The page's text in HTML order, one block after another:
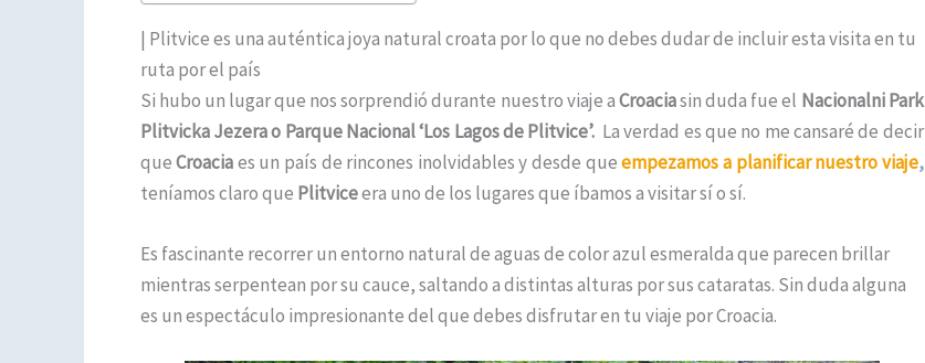
| Plitvice es una auténtica joya natural croata por lo que no debes dudar de incluir esta visita en tu
ruta por el país
Si hubo un lugar que nos sorprendió durante nuestro viaje aCroaciasin duda fue el Nacionalni Park
Plitvicka Jezera o Parque Nacional ‘Los Lagos de Plitvice’. La verdad es que no me cansaré de decir
queCroaciaes un país de rincones inolvidables y desde queempezamos a planificar nuestro viaje,
teníamos claro que Plitviceera uno de los lugares que íbamos a visitar sí o sí.
Es fascinante recorrer un entorno natural de aguas de color azul esmeralda que parecen brillar
mientras serpentean por su cauce, saltando a distintas alturas por sus cataratas. Sin duda alguna
es un espectáculo impresionante del que debes disfrutar en tu viaje por Croacia.